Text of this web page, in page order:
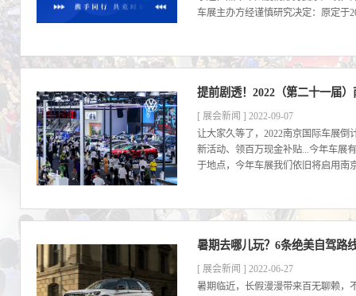
车展主办方经谨慎研究决定：原定于
提前剧透！2022（第二十一届
[ 展会新闻 ] 2022-09-07
让大家久等了，2022南京国际车展倒
新活动、领百万现金补贴...今年车展
于地点，今年车展我们依旧将启用
暑期去哪儿玩？6条绝美自驾路
[ 展会新闻 ] 2022-06-27
暑期临近，长假漫漫带来百无聊赖，